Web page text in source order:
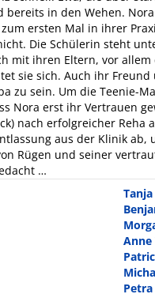
bereits in den Wehen.
ersten Mal in ihrer
Die Schülerin steht
mit ihren Eltern, vor
sie sich. Auch ihr
zu sein. Um die Teenie-
Nora erst ihr Vertrauen
nach erfolgreicher Reha
aus der Klinik ab,
Rügen und seiner
…